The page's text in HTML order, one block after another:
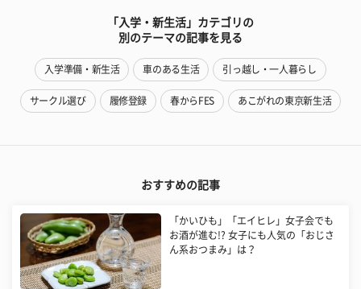
「入学・新生活」カテゴリの
別のテーマの記事を見る
入学準備・新生活 車のある生活 引っ越し・一人暮らし
サークル選び 履修登録 春からFES あこがれの東京新生活
おすすめの記事
​「かいひも」「エイヒレ」女子会でも
お酒が進む!? 女子にも人気の「おじさ
ん系おつまみ」は？